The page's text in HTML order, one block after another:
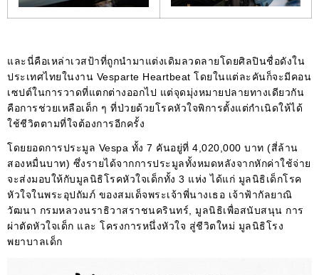
และนี่คือเหล่าเวสป้าที่ถูกนำมาแต่งเดิมลวดลายโดยศิลปินชื่อดังใน
ประเทศไทยในงาน Vesparte Heartbeat โดยในแต่ละคันก็จะมีคอน
เซปต์ในการวาดที่แตกต่างออกไป แต่จุดมุ่งหมายปลายทางเดียวกัน
คือการช่วยเหลือเด็ก ๆ ที่ป่วยด้วยโรคหัวใจพิการตั้งแต่กำเนิดให้ได้
ใช้ชีวิตตามที่ใจต้องการอีกครั้ง
โดยยอดการประมูล Vespa ทั้ง 7 คันอยู่ที่ 4,020,000 บาท (สี่ล้าน
สองหมื่นบาท) ซึ่งรายได้จากการประมูลทั้งหมดหลังจากหักค่าใช้จ่าย
จะส่งมอบให้กับมูลนิธิโรคหัวใจเด็กทั้ง 3 แห่ง ได้แก่ มูลนิธิเด็กโรค
หัวใจในพระอุปถัมภ์ ของสมเด็จพระเจ้าพี่นางเธอ เจ้าฟ้ากัลยาณิ
วัฒนา กรมหลวงนราธิวาสราชนครินทร์, มูลนิธิเพื่อสนับสนุน การ
ผ่าตัดหัวใจเด็ก และ โครงการหนึ่งหัวใจ สู่ชีวิตใหม่ มูลนิธิโรง
พยาบาลเด็ก